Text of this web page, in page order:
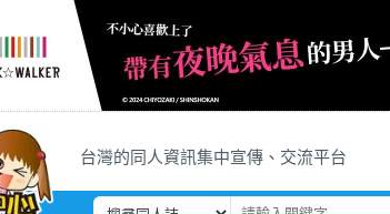
台灣的同人資訊集中宣傳、交流平台